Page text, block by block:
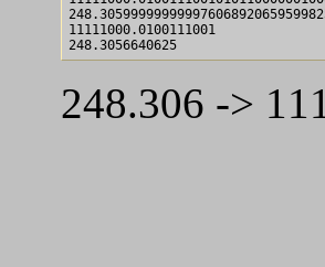
11111000.0100111001
248.306 ->